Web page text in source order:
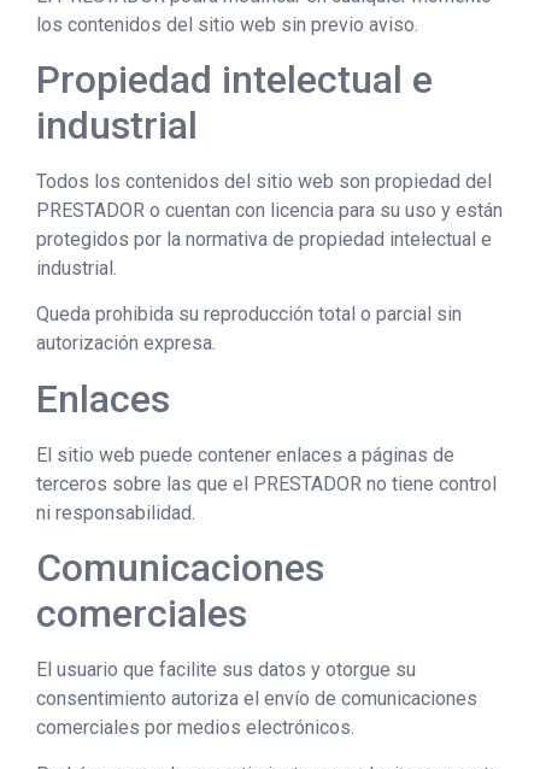
los contenidos del sitio web sin previo aviso.
Propiedad intelectual e
industrial
Todos los contenidos del sitio web son propiedad del
PRESTADOR o cuentan con licencia para su uso y están
protegidos por la normativa de propiedad intelectual e
industrial.
Queda prohibida su reproducción total o parcial sin
autorización expresa.
Enlaces
El sitio web puede contener enlaces a páginas de
terceros sobre las que el PRESTADOR no tiene control
ni responsabilidad.
Comunicaciones
comerciales
El usuario que facilite sus datos y otorgue su
consentimiento autoriza el envío de comunicaciones
comerciales por medios electrónicos.